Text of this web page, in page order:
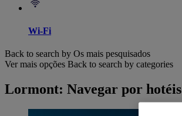
Wi-Fi
Back to search by Os mais pesquisados
Ver mais opções Back to search by categories
Lormont: Navegar por hotéis